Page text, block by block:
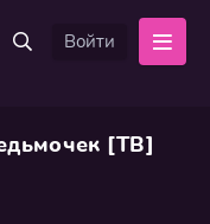
Войти
[ТВ]